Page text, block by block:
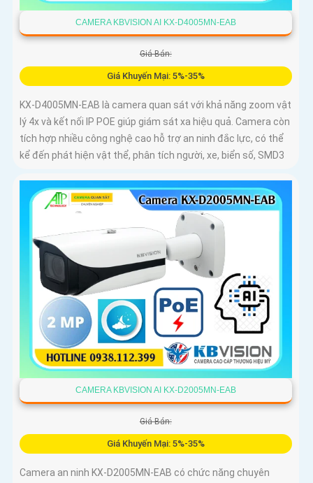
CAMERA KBVISION AI KX-D4005MN-EAB
Giá Bán:
Giá Khuyến Mại: 5%-35%
KX-D4005MN-EAB là camera quan sát với khả năng zoom vật
lý 4x và kết nối IP POE giúp giám sát xa hiệu quả. Camera còn
tích hợp nhiều công nghệ cao hỗ trợ an ninh đắc lực, có thể
kể đến phát hiện vật thể, phân tích người, xe, biển số, SMD3
CAMERA KBVISION AI KX-D2005MN-EAB
Giá Bán:
Giá Khuyến Mại: 5%-35%
Camera an ninh KX-D2005MN-EAB có chức năng chuyên